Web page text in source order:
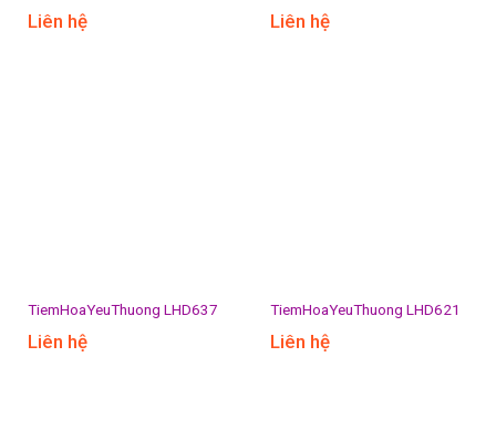
Liên hệ Liên hệ
TiemHoaYeuThuong LHD637
Liên hệ
TiemHoaYeuThuong LHD621
Liên hệ